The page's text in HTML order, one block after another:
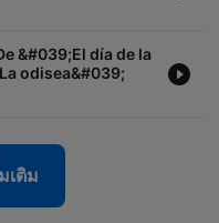
&#039;El día de la
odisea&#039;
เติม